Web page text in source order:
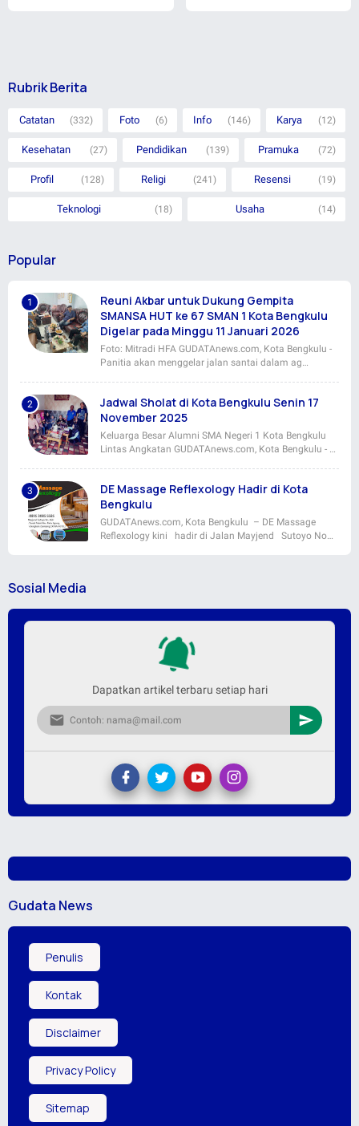
Rubrik Berita
Catatan (332) Foto (6) Info (146) Karya (12)
Kesehatan (27) Pendidikan (139) Pramuka (72)
Profil (128) Religi (241) Resensi (19)
Teknologi (18) Usaha (14)
Popular
Reuni Akbar untuk Dukung Gempita
SMANSA HUT ke 67 SMAN 1 Kota Bengkulu
Digelar pada Minggu 11 Januari 2026
Foto: Mitradi HFA GUDATAnews.com, Kota Bengkulu -
Panitia akan menggelar jalan santai dalam ag…
Jadwal Sholat di Kota Bengkulu Senin 17
November 2025
Keluarga Besar Alumni SMA Negeri 1 Kota Bengkulu
Lintas Angkatan GUDATAnews.com, Kota Bengkulu - …
DE Massage Reflexology Hadir di Kota
Bengkulu
GUDATAnews.com, Kota Bengkulu – DE Massage
Reflexology kini hadir di Jalan Mayjend Sutoyo No…
Sosial Media
Dapatkan artikel terbaru setiap hari
Gudata News
Penulis
Kontak
Disclaimer
Privacy Policy
Sitemap